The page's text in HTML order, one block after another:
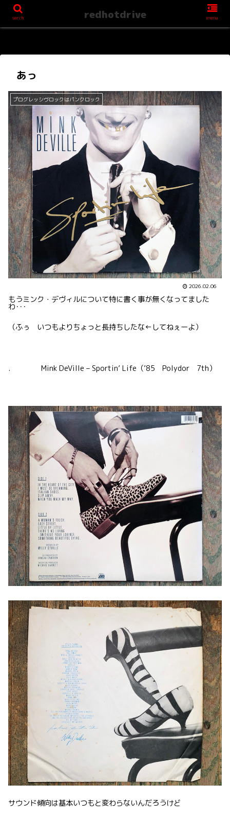
あっ
プログレッシヴロックはパンクロック
2026.02.06
もうミンク・デヴィルについて特に書く事が無くなってました
わ･･･
（ふぅ いつもよりちょっと長持ちしたな←してねぇーよ）
. Mink DeVille – Sportin’ Life（’85 Polydor 7th）
サウンド傾向は基本いつもと変わらないんだろうけど
serch redhotdrive menu